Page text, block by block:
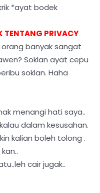
*ayat bodek
TENTANG PRIVACY
banyak sangat
Soklan ayat cepu
soklan. Haha
menangi hati saya..
dalam kesusahan.
kalian boleh tolong .
cair jugak..